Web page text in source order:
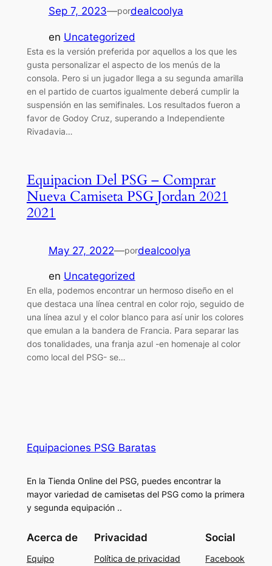
Sep 7, 2023—pordealcoolya
en Uncategorized
Esta es la versión preferida por aquellos a los que les
gusta personalizar el aspecto de los menús de la
consola. Pero si un jugador llega a su segunda amarilla
en el partido de cuartos igualmente deberá cumplir la
suspensión en las semifinales. Los resultados fueron a
favor de Godoy Cruz, superando a Independiente
Rivadavia…
Equipacion Del PSG – Comprar
Nueva Camiseta PSG Jordan 2021
2021
May 27, 2022—pordealcoolya
en Uncategorized
En ella, podemos encontrar un hermoso diseño en el
que destaca una línea central en color rojo, seguido de
una línea azul y el color blanco para así unir los colores
que emulan a la bandera de Francia. Para separar las
dos tonalidades, una franja azul -en homenaje al color
como local del PSG- se…
Equipaciones PSG Baratas
En la Tienda Online del PSG, puedes encontrar la
mayor variedad de camisetas del PSG como la primera
y segunda equipación ..
Acerca de
Equipo
Privacidad
Política de privacidad
Social
Facebook